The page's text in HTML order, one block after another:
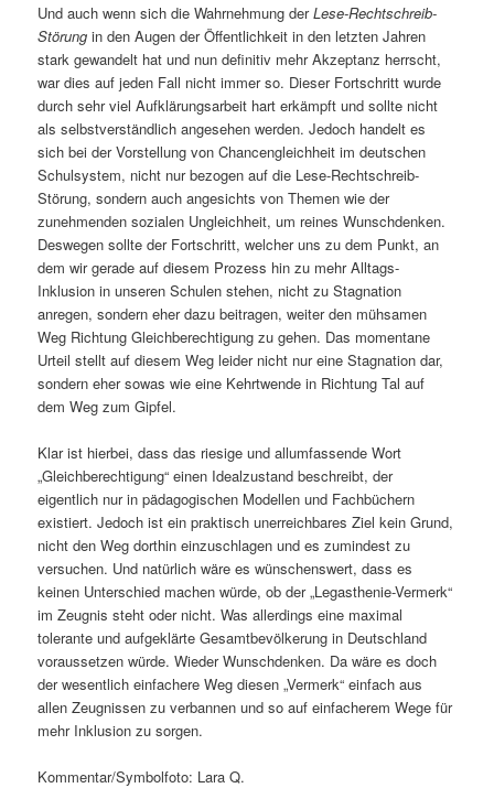
Und auch wenn sich die Wahrnehmung derLese-Rechtschreib-
Störung in den Augen der Öffentlichkeit in den letzten Jahren
stark gewandelt hat und nun definitiv mehr Akzeptanz herrscht,
war dies auf jeden Fall nicht immer so. Dieser Fortschritt wurde
durch sehr viel Aufklärungsarbeit hart erkämpft und sollte nicht
als selbstverständlich angesehen werden. Jedoch handelt es
sich bei der Vorstellung von Chancengleichheit im deutschen
Schulsystem, nicht nur bezogen auf die Lese-Rechtschreib-
Störung, sondern auch angesichts von Themen wie der
zunehmenden sozialen Ungleichheit, um reines Wunschdenken.
Deswegen sollte der Fortschritt, welcher uns zu dem Punkt, an
dem wir gerade auf diesem Prozess hin zu mehr Alltags-
Inklusion in unseren Schulen stehen, nicht zu Stagnation
anregen, sondern eher dazu beitragen, weiter den mühsamen
Weg Richtung Gleichberechtigung zu gehen. Das momentane
Urteil stellt auf diesem Weg leider nicht nur eine Stagnation dar,
sondern eher sowas wie eine Kehrtwende in Richtung Tal auf
dem Weg zum Gipfel.
Klar ist hierbei, dass das riesige und allumfassende Wort
„Gleichberechtigung“ einen Idealzustand beschreibt, der
eigentlich nur in pädagogischen Modellen und Fachbüchern
existiert. Jedoch ist ein praktisch unerreichbares Ziel kein Grund,
nicht den Weg dorthin einzuschlagen und es zumindest zu
versuchen. Und natürlich wäre es wünschenswert, dass es
keinen Unterschied machen würde, ob der „Legasthenie-Vermerk“
im Zeugnis steht oder nicht. Was allerdings eine maximal
tolerante und aufgeklärte Gesamtbevölkerung in Deutschland
voraussetzen würde. Wieder Wunschdenken. Da wäre es doch
der wesentlich einfachere Weg diesen „Vermerk“ einfach aus
allen Zeugnissen zu verbannen und so auf einfacherem Wege für
mehr Inklusion zu sorgen.
Kommentar/Symbolfoto: Lara Q.